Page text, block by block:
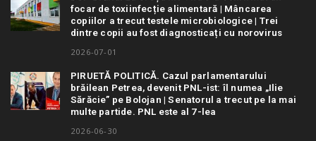
focar de toxiinfecție alimentară | Mâncarea
copiilor a trecut testele microbiologice | Trei
dintre copii au fost diagnosticați cu norovirus
2026-07-01
PIRUETĂ POLITICĂ. Cazul parlamentarului
brăilean Petrea, devenit PNL-ist: îl numea „Ilie
Sărăcie” pe Bolojan | Senatorul a trecut pe la mai
multe partide. PNL este al 7-lea
2026-06-30